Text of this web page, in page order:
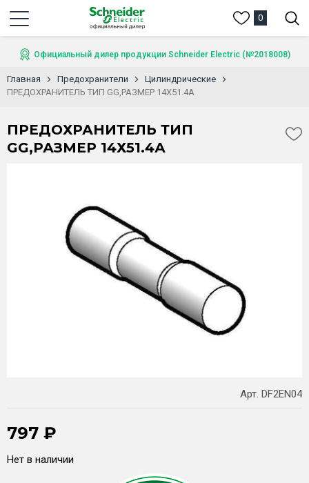
0
Официальный дилер продукции Schneider Electric (№2018008)
Главная Предохранители
Цилиндрические
ПРЕДОХРАНИТЕЛЬ ТИП GG,РАЗМЕР 14Х51.4А
ПРЕДОХРАНИТЕЛЬ ТИП
GG,РАЗМЕР 14Х51.4А
Арт. DF2EN04
797 ₽
Нет в наличии